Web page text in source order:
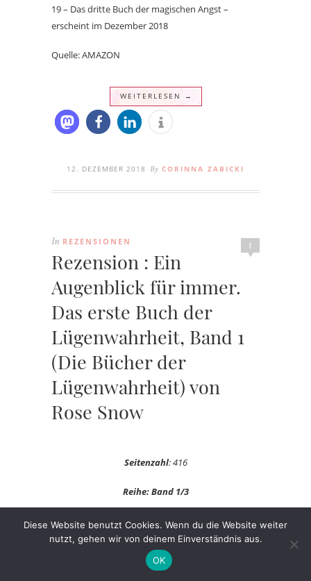
19 – Das dritte Buch der magischen Angst –
erscheint im Dezember 2018
Quelle: AMAZON
WEITERLESEN →
12. DEZEMBER 2018 By CORINNA ZABICKI
1
In REZENSIONEN
Rezension : Ein
Augenblick für immer.
Das erste Buch der
Lügenwahrheit, Band 1
(Die Bücher der
Lügenwahrheit) von
Rose Snow
Seitenzahl: 416
Reihe: Band 1/3
Verlag:Ravensburger
Ebook : 6,99
Diese Website benutzt Cookies. Wenn du die Website weiter
nutzt, gehen wir von deinem Einverständnis aus.
OK